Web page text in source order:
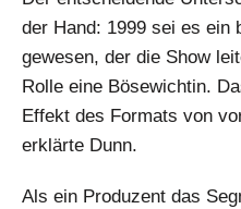
der Hand: 1999 sei es ein
gewesen, der die Show
Rolle eine Bösewichtin.
Effekt des Formats von
erklärte Dunn.
Als ein Produzent das